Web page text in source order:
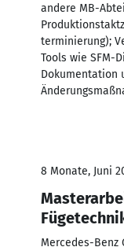
andere MB-
terminierung);
Tools wie SFM-
Dokumentation
8 Monate, Juni
Mercedes-Benz